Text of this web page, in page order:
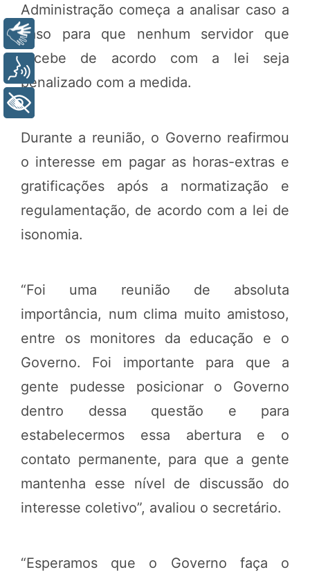
Administração começa a analisar caso a
caso para que nenhum servidor que
recebe de acordo com a lei seja
penalizado com a medida.
Durante a reunião, o Governo reafirmou
o interesse em pagar as horas-extras e
gratificações após a normatização e
regulamentação, de acordo com a lei de
isonomia.
“Foi uma reunião de absoluta
importância, num clima muito amistoso,
entre os monitores da educação e o
Governo. Foi importante para que a
gente pudesse posicionar o Governo
dentro dessa questão e para
estabelecermos essa abertura e o
contato permanente, para que a gente
mantenha esse nível de discussão do
interesse coletivo”, avaliou o secretário.
“Esperamos que o Governo faça o
Libras